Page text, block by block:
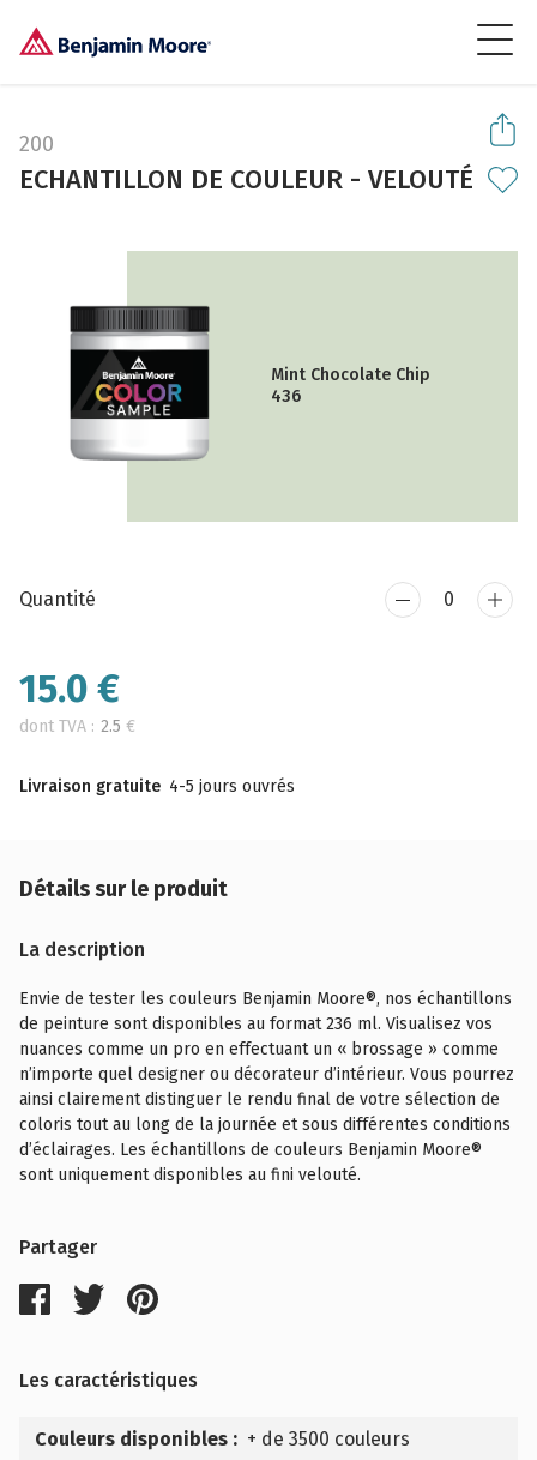
200
ECHANTILLON DE COULEUR - VELOUTÉ
Mint Chocolate Chip
436
Quantité
15.0 €
dont TVA : 2.5 €
Livraison gratuite 4-5 jours ouvrés
Détails sur le produit
La description
Envie de tester les couleurs Benjamin Moore®, nos échantillons
de peinture sont disponibles au format 236 ml. Visualisez vos
nuances comme un pro en effectuant un « brossage » comme
n’importe quel designer ou décorateur d’intérieur. Vous pourrez
ainsi clairement distinguer le rendu final de votre sélection de
coloris tout au long de la journée et sous différentes conditions
d’éclairages. Les échantillons de couleurs Benjamin Moore®
sont uniquement disponibles au fini velouté.
Partager
Les caractéristiques
Couleurs disponibles : + de 3500 couleurs